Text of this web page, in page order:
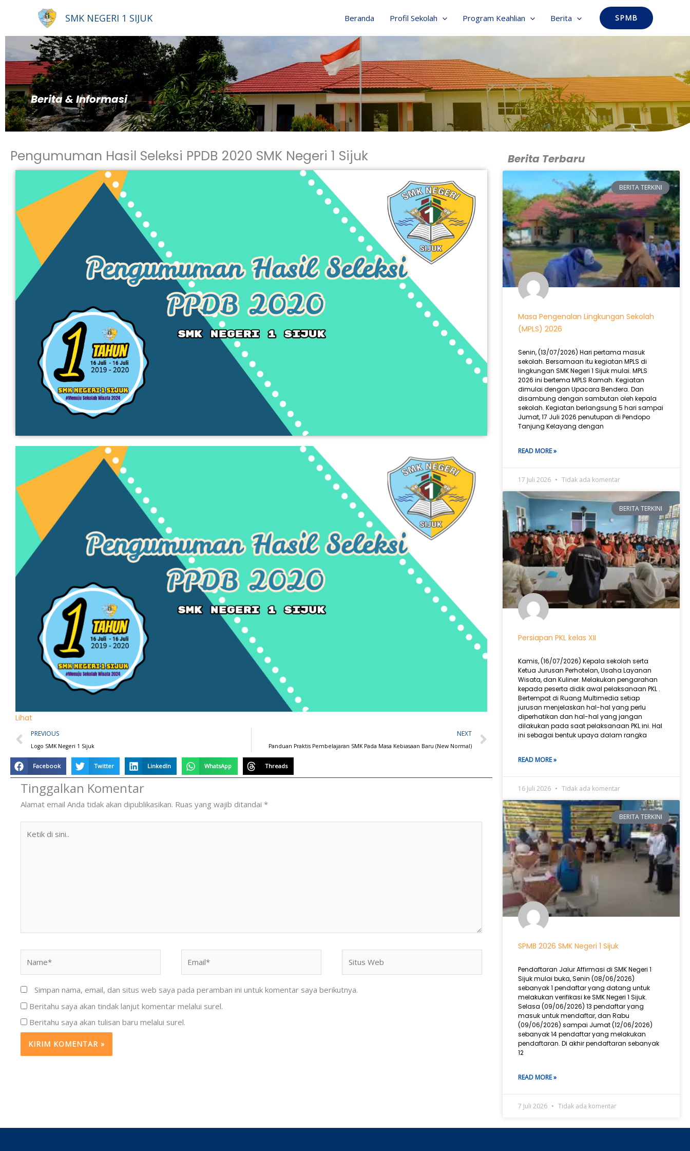
SMK NEGERI 1 SIJUK Beranda Profil Sekolah Program Keahlian Berita SPMB
Berita & Informasi
Pengumuman Hasil Seleksi PPDB 2020 SMK Negeri 1 Sijuk
Lihat
Prev
PREVIOUS
Logo SMK Negeri 1 Sijuk
NEXT
Panduan Praktis Pembelajaran SMK Pada Masa Kebiasaan Baru (New Normal)
Next
Facebook Twitter LinkedIn WhatsApp Threads
Tinggalkan Komentar
Alamat email Anda tidak akan dipublikasikan. Ruas yang wajib ditandai *
Web
Simpan nama, email, dan situs web saya pada peramban ini untuk komentar saya berikutnya.
Beritahu saya akan tindak lanjut komentar melalui surel.
Beritahu saya akan tulisan baru melalui surel.
Berita Terbaru
BERITA TERKINI
Masa Pengenalan Lingkungan Sekolah
(MPLS) 2026
Senin, (13/07/2026) Hari pertama masuk
sekolah. Bersamaan itu kegiatan MPLS di
lingkungan SMK Negeri 1 Sijuk mulai. MPLS
2026 ini bertema MPLS Ramah. Kegiatan
dimulai dengan Upacara Bendera. Dan
disambung dengan sambutan oleh kepala
sekolah. Kegiatan berlangsung 5 hari sampai
Jumat, 17 Juli 2026 penutupan di Pendopo
Tanjung Kelayang dengan
READ MORE »
17 Juli 2026 Tidak ada komentar
BERITA TERKINI
Persiapan PKL kelas XII
Kamis, (16/07/2026) Kepala sekolah serta
Ketua Jurusan Perhotelan, Usaha Layanan
Wisata, dan Kuliner. Melakukan pengarahan
kepada peserta didik awal pelaksanaan PKL .
Bertempat di Ruang Multimedia setiap
jurusan menjelaskan hal-hal yang perlu
diperhatikan dan hal-hal yang jangan
dilakukan pada saat pelaksanaan PKL ini. Hal
ini sebagai bentuk upaya dalam rangka
READ MORE »
16 Juli 2026 Tidak ada komentar
BERITA TERKINI
SPMB 2026 SMK Negeri 1 Sijuk
Pendaftaran Jalur Affirmasi di SMK Negeri 1
Sijuk mulai buka, Senin (08/06/2026)
sebanyak 1 pendaftar yang datang untuk
melakukan verifikasi ke SMK Negeri 1 Sijuk.
Selasa (09/06/2026) 13 pendaftar yang
masuk untuk mendaftar, dan Rabu
(09/06/2026) sampai Jumat (12/06/2026)
sebanyak 14 pendaftar yang melakukan
pendaftaran. Di akhir pendaftaran sebanyak
12
READ MORE »
7 Juli 2026 Tidak ada komentar